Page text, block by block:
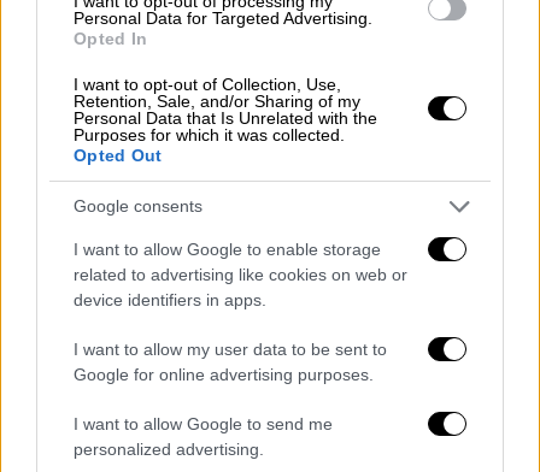
Personal Data for Targeted Advertising.
Opted In
I want to opt-out of Collection, Use,
Retention, Sale, and/or Sharing of my
Personal Data that Is Unrelated with the
Purposes for which it was collected.
Opted Out
Google consents
I want to allow Google to enable storage
related to advertising like cookies on web or
device identifiers in apps.
I want to allow my user data to be sent to
Google for online advertising purposes.
I want to allow Google to send me
personalized advertising.
Εκκενώσεις οικισμών
Συνολικά οχτώ οικισμοί έχουν εκκενωθεί.
Αρχικά με μήνυμα από το 112, διατάχθηκε η
εκκένωση των περιοχών
⚠️ Ενεργοποίηση 1️⃣1️⃣2️⃣
🔥 Πυρκαγιά στην #Σέριφο
🆘 Αν βρίσκεστε στις περιοχές
#Ράμος&#Λιβάδι #Σερίφου